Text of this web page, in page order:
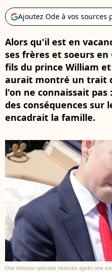
Ajoutez Ode à vos sources
Alors qu'il est en
ses frères et soeurs en
fils du prince William
aurait montré un trait
l'on ne connaissait pas
des conséquences sur
encadrait la famille.
Une mission spéciale réalisée après une